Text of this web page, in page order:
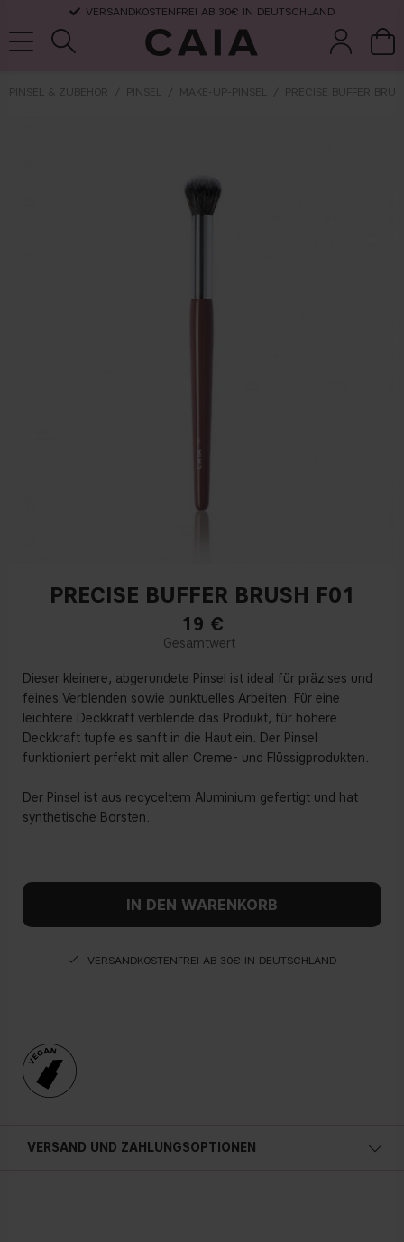
VERSANDKOSTENFREI AB 30€ IN DEUTSCHLAND
PINSEL & ZUBEHÖR PINSEL MAKE-UP-PINSEL PRECISE BUFFER
PRECISE BUFFER BRUSH F01
19 €
Dieser kleinere, abgerundete Pinsel ist ideal für präzises und
feines Verblenden sowie punktuelles Arbeiten. Für eine
leichtere Deckkraft verblende das Produkt, für höhere
Deckkraft tupfe es sanft in die Haut ein. Der Pinsel
funktioniert perfekt mit allen Creme- und Flüssigprodukten.
Der Pinsel ist aus recyceltem Aluminium gefertigt und hat
synthetische Borsten.
IN DEN WARENKORB
VERSANDKOSTENFREI AB 30€ IN DEUTSCHLAND
VERSAND UND ZAHLUNGSOPTIONEN